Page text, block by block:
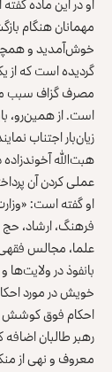
مهمانان هنگام
خوش‌آمدید و
گردیده است که از
مصرف گزاف سبب
است‌. از همین‌رو،
زیان‌بار اجتناب
هبت‌الله
عملی کردن آن
او گفته است:
فرهنگ، ارشاد،
علما، مجالس
بانفوذ در
خویش در مورد
احکام فوق کوشش
رهبر طالبان
معروف و نهی از